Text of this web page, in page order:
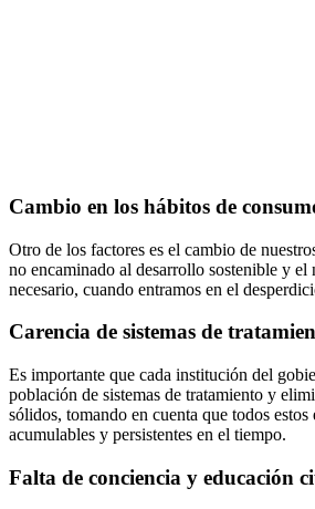
Cambio en los hábitos de
Otro de los factores es el cambio de
no encaminado al desarrollo sostenible y el
necesario, cuando entramos en el
Carencia de sistemas de
Es importante que cada institución del
población de sistemas de tratamiento y
sólidos, tomando en cuenta que todos estos
acumulables y persistentes en el tiempo.
Falta de conciencia y educación